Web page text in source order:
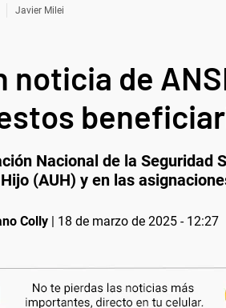
Javier Milei
noticia de
Nacional de la Seguridad
(AUH) y en las
Colly | 18 de marzo de 2025 - 12:27